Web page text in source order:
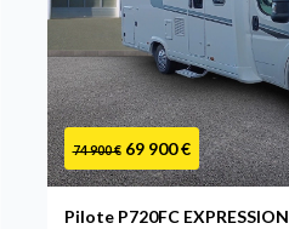
74 900 € 69 900 €
Pilote P720FC EXPRESSION